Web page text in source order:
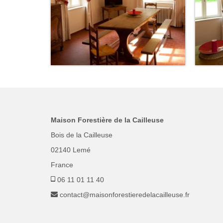
Maison Forestière de la Cailleuse
Bois de la Cailleuse
02140 Lemé
France
06 11 01 11 40
contact@maisonforestieredelacailleuse.fr